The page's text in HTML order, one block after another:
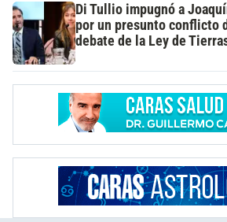
Di Tullio impugnó a
por un presunto conflicto
debate de la Ley de